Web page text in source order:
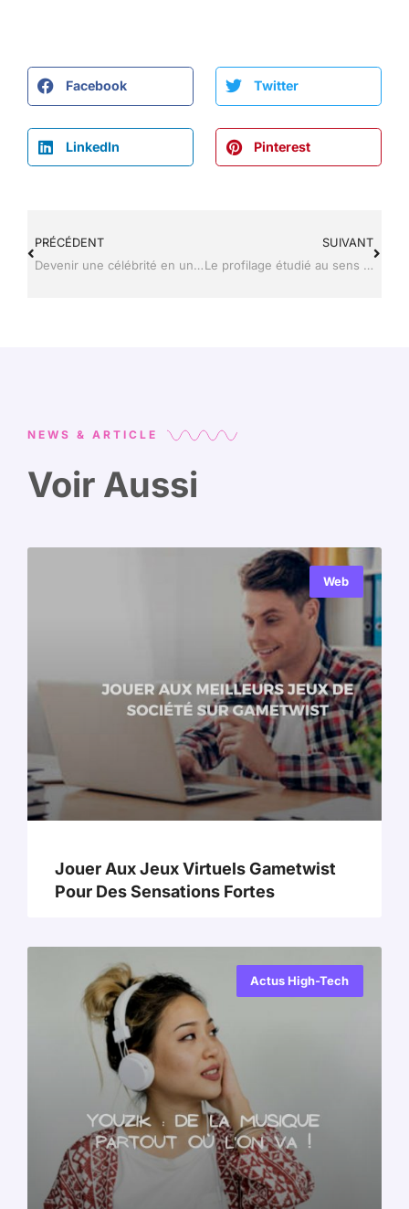
Facebook Twitter
LinkedIn Pinterest
PRÉCÉDENT
Devenir une célébrité en un clic grâce à l’application deepfake Reface
SUIVANT
Le profilage étudié au sens du RGPD
NEWS & ARTICLE
Voir Aussi
Web
Jouer Aux Jeux Virtuels Gametwist
Pour Des Sensations Fortes
Actus High-Tech